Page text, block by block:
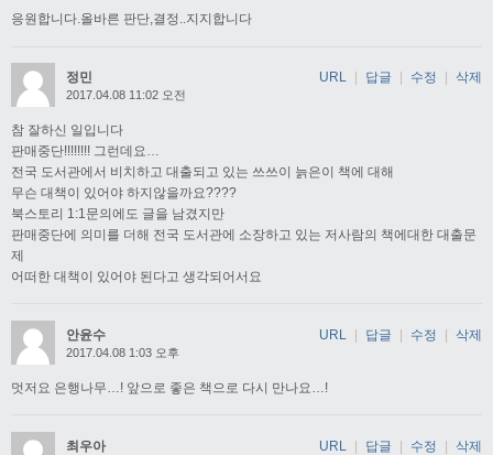
응원합니다.올바른 판단,결정..지지합니다
정민
2017.04.08 11:02 오전
참 잘하신 일입니다
판매중단!!!!!!!! 그런데요…
전국 도서관에서 비치하고 대출되고 있는 쓰쓰이 늙은이 책에 대해
무슨 대책이 있어야 하지않을까요????
북스토리 1:1문의에도 글을 남겼지만
판매중단에 의미를 더해 전국 도서관에 소장하고 있는 저사람의 책에대한 대출문
제
어떠한 대책이 있어야 된다고 생각되어서요
URL 답글 수정 삭제
안윤수
2017.04.08 1:03 오후
멋저요 은행나무…! 앞으로 좋은 책으로 다시 만나요…!
URL | 답글 | 수정 | 삭제
최우아 URL | 답글 | 수정 | 삭제